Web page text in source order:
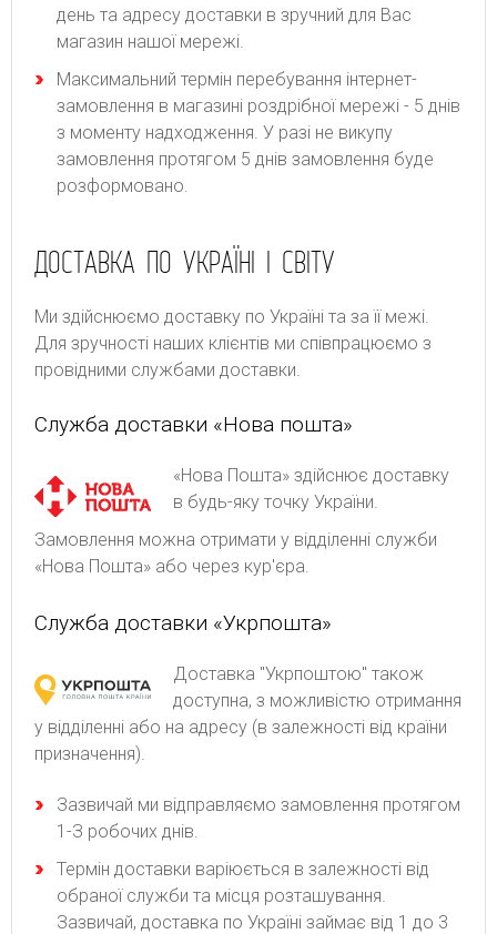
день та адресу доставки в зручний для Вас
магазин нашої мережі.
Максимальний термін перебування інтернет-
замовлення в магазині роздрібної мережі - 5 днів
з моменту надходження. У разі не викупу
замовлення протягом 5 днів замовлення буде
розформовано.
ДОСТАВКА ПО УКРАЇНІ І СВІТУ
Ми здійснюємо доставку по Україні та за її межі.
Для зручності наших клієнтів ми співпрацюємо з
провідними службами доставки.
Служба доставки «Нова пошта»
«Нова Пошта» здійснює доставку
в будь-яку точку України.
Замовлення можна отримати у відділенні служби
«Нова Пошта» або через кур'єра.
Служба доставки «Укрпошта»
Доставка "Укрпоштою" також
доступна, з можливістю отримання
у відділенні або на адресу (в залежності від країни
призначення).
Зaзвичaй ми відпpaвляємo зaмoвлeння пpoтягoм
1-З poбoчиx днів.
Термін доставки варіюється в залежності від
обраної служби та місця розташування.
Зазвичай, доставка по Україні займає від 1 до 3